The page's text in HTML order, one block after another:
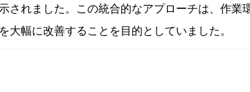
されました。この統合的なアプローチは、作業
大幅に改善することを目的としていました。